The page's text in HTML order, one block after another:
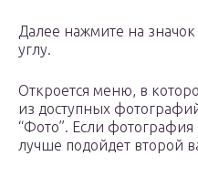
Далее нажмите на
углу.
Откроется меню, в
из доступных
“Фото”. Если фотография
лучше подойдет второй